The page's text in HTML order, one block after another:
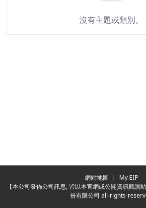
沒有主題或類別。
網站地圖 |
My EIP
【本公司發佈公司訊息, 皆以本官網或公開資訊觀
份有限公司 all-rights-